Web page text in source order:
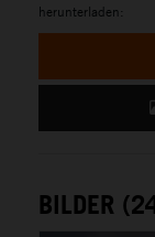
herunterladen:
BILDER